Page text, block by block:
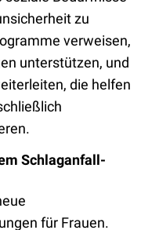
zu
verweisen,
unterstützen, und
die helfen
Schlaganfall-
für Frauen.